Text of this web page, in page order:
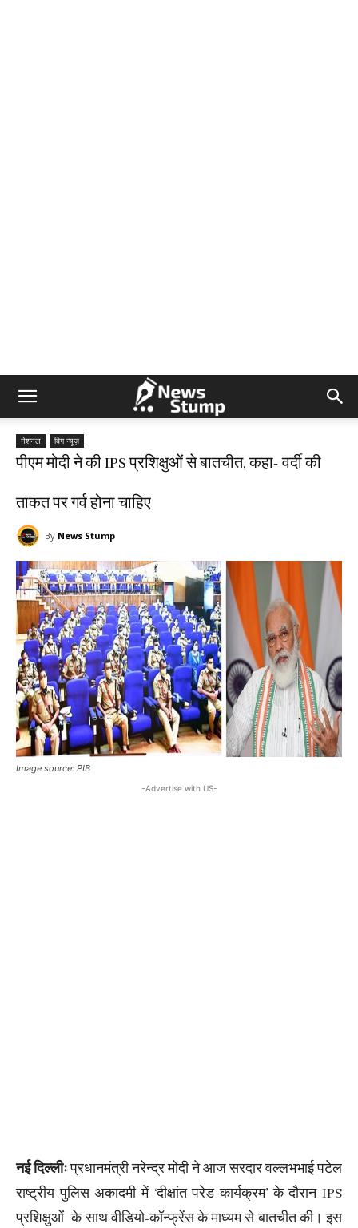
नेशनल बिग न्यूज़
पीएम मोदी ने की IPS प्रशिक्षुओं से बातचीत, कहा- वर्दी की
ताकत पर गर्व होना चाहिए
By News Stump
Image source: PIB
-Advertise with US-
नई दिल्लीःप्रधानमंत्री नरेन्द्र मोदी ने आज सरदार वल्लभभाई पटेल
राष्ट्रीय पुलिस अकादमी में ‘दीक्षांत परेड कार्यक्रम’ के दौरान IPS
प्रशिक्षुओं के साथ वीडियो-कॉन्फ्रेंस के माध्यम से बातचीत की। इस